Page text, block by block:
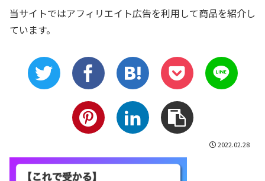
当サイトではアフィリエイト広告を利用して商品を紹介し
ています。
2022.02.28